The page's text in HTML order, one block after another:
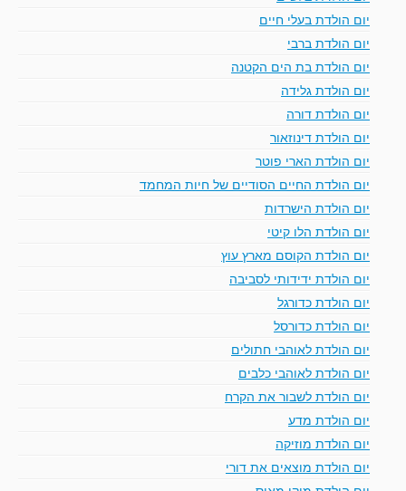
יום הולדת בעלי חיים
יום הולדת ברבי
יום הולדת בת הים הקטנה
יום הולדת גלידה
יום הולדת דורה
יום הולדת דינוזאור
יום הולדת הארי פוטר
יום הולדת החיים הסודיים של חיות המחמד
יום הולדת הישרדות
יום הולדת הלו קיטי
יום הולדת הקוסם מארץ עוץ
יום הולדת ידידותי לסביבה
יום הולדת כדורגל
יום הולדת כדורסל
יום הולדת לאוהבי חתולים
יום הולדת לאוהבי כלבים
יום הולדת לשבור את הקרח
יום הולדת מדע
יום הולדת מוזיקה
יום הולדת מוצאים את דורי